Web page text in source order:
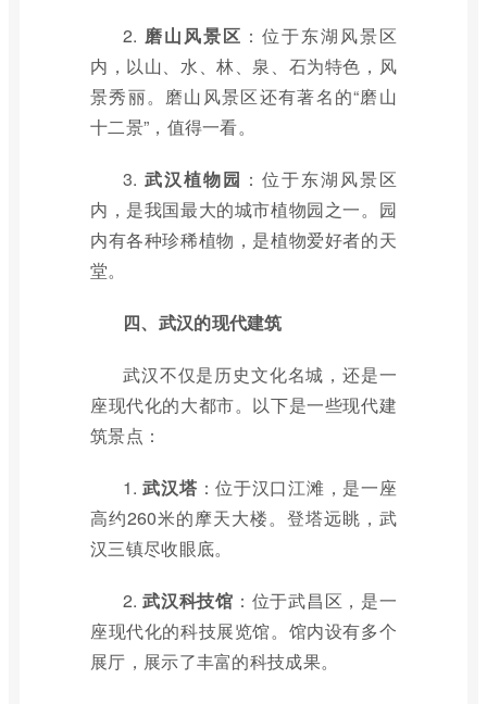
2. 磨山风景区 ：位于东湖风景区
内，以山、水、林、泉、石为特色，风
景秀丽。磨山风景区还有著名的“磨山
十二景”，值得一看。
3. 武汉植物园 ：位于东湖风景区
内，是我国最大的城市植物园之一。园
内有各种珍稀植物，是植物爱好者的天
堂。
四、武汉的现代建筑
武汉不仅是历史文化名城，还是一
座现代化的大都市。以下是一些现代建
筑景点：
1.武汉塔 ：位于汉口江滩，是一座
高约260米的摩天大楼。登塔远眺，武
汉三镇尽收眼底。
2.武汉科技馆 ：位于武昌区，是一
座现代化的科技展览馆。馆内设有多个
展厅，展示了丰富的科技成果。